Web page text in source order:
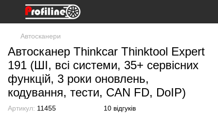
Автосканери
Автосканер Thinkcar Thinktool Expert
191 (ШІ, всі системи, 35+ сервісних
функцій, 3 роки оновлень,
кодування, тести, CAN FD, DoIP)
Артикул: 11455 10 відгуків